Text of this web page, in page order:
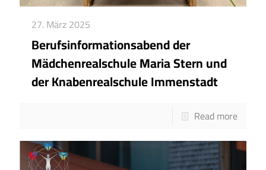
27. März 2025
Berufsinformationsabend der
Mädchenrealschule Maria Stern und
der Knabenrealschule Immenstadt
Read more